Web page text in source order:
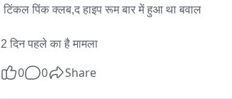
2 दिन पहले का है मामला
0 0 Share